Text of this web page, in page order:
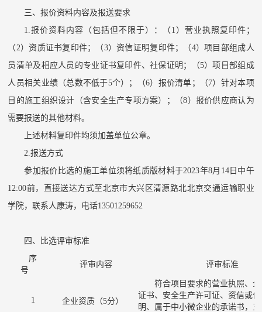
三、报价资料内容及报送要求
1.报价资料内容（包括但不限于）：（1）营业执照复印件；
（2）资质证书复印件；（3）资信证明复印件；（4）项目部组成人
员清单及相应人员的专业证书复印件、社保证明；（5）项目部组成
人员相关业绩（总数不低于5个）；（6）报价清单；（7）针对本项
目的施工组织设计（含安全生产专项方案）；（8）报价供应商认为
需要报送的其他材料。
上述材料复印件均须加盖单位公章。
2.报送方式
参加报价比选的施工单位须将纸质版材料于2023年8月14日中午
12:00前，直接送达方式至北京市大兴区清源路北北京交通运输职业
学院，联系人康涛，电话13501259652
四、比选评审标准
序
号
评审内容 评审标准
1 企业资质（5分）
符合项目要求的营业执照、
证书、安全生产许可证、资信或
明、属于中小微企业的承诺书，